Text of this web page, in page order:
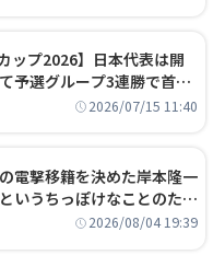
ップ2026】日本代表は開
予選グループ3連勝で首位
はエジプトに決定2026/07/15 11:40
電撃移籍を決めた岸本隆一
いうちっぽけなことのため
はない」
2026/08/04 19:39